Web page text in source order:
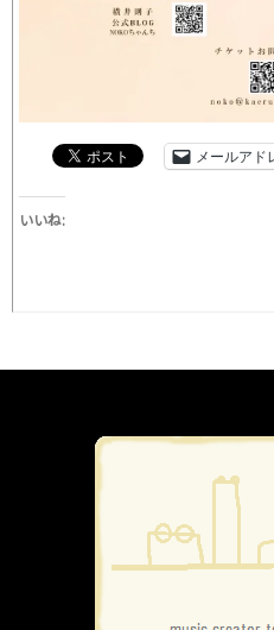
メールアド
いいね: